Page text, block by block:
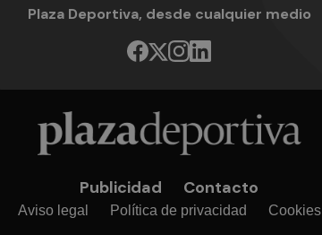
Plaza Deportiva, desde cualquier medio
Publicidad Contacto
Aviso legal Política de privacidad Cookies